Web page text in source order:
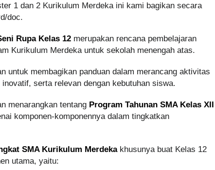
1 dan 2 Kurikulum Merdeka ini kami bagikan secara
doc.
Rupa Kelas 12 merupakan rencana pembelajaran
Kurikulum Merdeka untuk sekolah menengah atas.
untuk membagikan panduan dalam merancang aktivitas
serta relevan dengan kebutuhan siswa.
menarangkan tentang Program Tahunan SMA Kelas XII
komponen-komponennya dalam tingkatkan
SMA Kurikulum Merdekakhusunya buat Kelas 12
utama, yaitu: